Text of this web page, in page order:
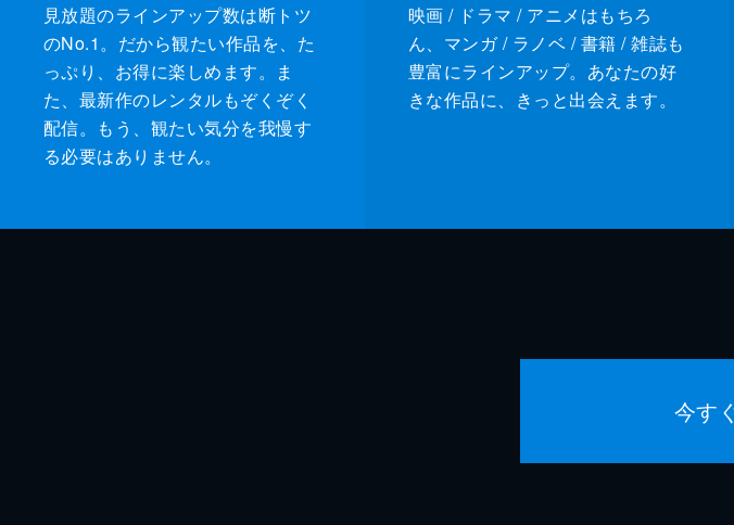
見放題のラインアップ数は断トツ
のNo.1。だから観たい作品を、た
っぷり、お得に楽しめます。ま
た、最新作のレンタルもぞくぞく
配信。もう、観たい気分を我慢す
る必要はありません。
映画 / ドラマ / アニメはもちろ
ん、マンガ / ラノベ / 書籍 / 雑誌も
豊富にラインアップ。あなたの好
きな作品に、きっと出会えます。
今す